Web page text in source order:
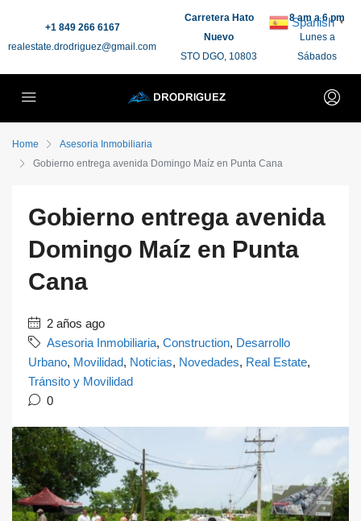
+1 849 266 6167
realestate.drodriguez@gmail.com
Carretera Hato
Nuevo
STO DGO, 10803
8 am a 6 pm
Lunes a
Sábados
Home
Asesoria Inmobiliaria
Gobierno entrega avenida Domingo Maíz en Punta Cana
Gobierno entrega avenida
Domingo Maíz en Punta
Cana
2 años ago
Asesoria Inmobiliaria, Construction, Desarrollo
Urbano, Movilidad, Noticias, Novedades, Real Estate,
Tránsito y Movilidad
0
Spanish ▼